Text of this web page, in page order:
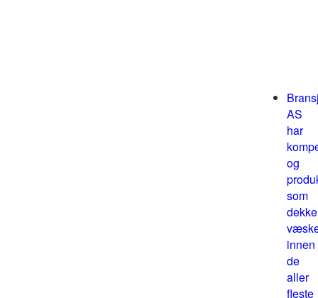
AS
har
og
som
innen
de
aller
fleste